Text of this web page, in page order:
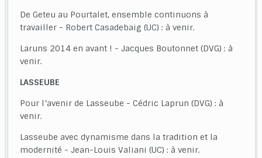
De Geteu au Pourtalet, ensemble continuons à
travailler - Robert Casadebaig (UC) : à venir.
Laruns 2014 en avant ! - Jacques Boutonnet (DVG) : à
venir.
LASSEUBE
Pour l’avenir de Lasseube - Cédric Laprun (DVG) : à
venir.
Lasseube avec dynamisme dans la tradition et la
modernité - Jean-Louis Valiani (UC) : à venir.